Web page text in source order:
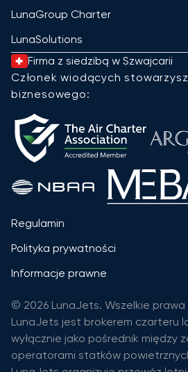
LunaGroup Charter
LunaSolutions
Firma z siedzibą w Szwajcarii
Członek wiodących
biznesowego:
Regulamin
Polityka prywatności
Informacje prawne
© 2026 LunaJets. Wszelkie
LunaJets jest brokerem czarteru
wyłącznie jako pośrednik między
operatorami statków